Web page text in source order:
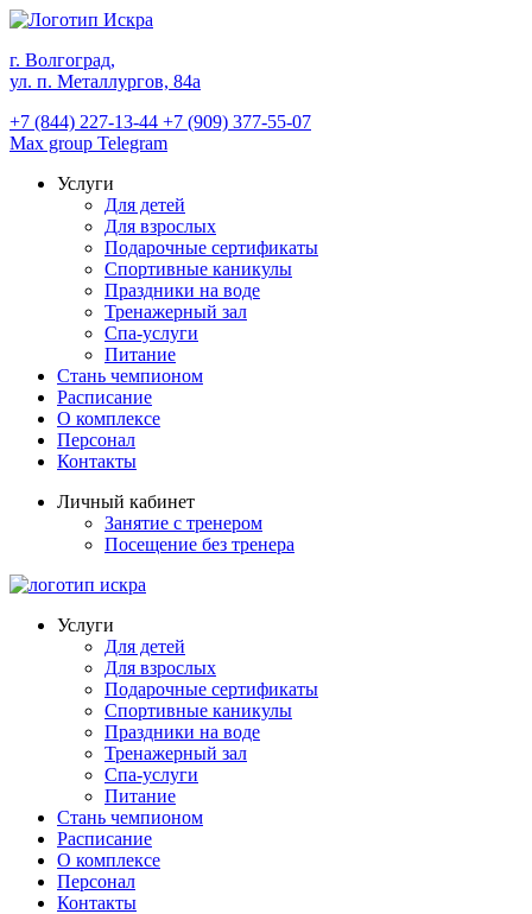
г. Волгоград,
ул. п. Металлургов, 84а
+7 (844) 227-13-44 +7 (909) 377-55-07
Max group Telegram
Услуги
Для детей
Для взрослых
Подарочные сертификаты
Спортивные каникулы
Праздники на воде
Тренажерный зал
Спа-услуги
Питание
Стань чемпионом
Расписание
О комплексе
Персонал
Контакты
Личный кабинет
Занятие с тренером
Посещение без тренера
Услуги
Для детей
Для взрослых
Подарочные сертификаты
Спортивные каникулы
Праздники на воде
Тренажерный зал
Спа-услуги
Питание
Стань чемпионом
Расписание
О комплексе
Персонал
Контакты